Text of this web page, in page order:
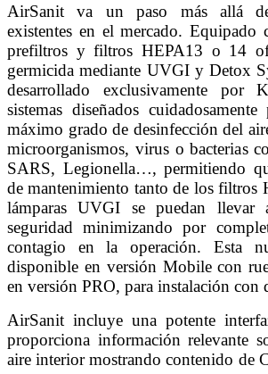
AirSanit va un paso más allá
existentes en el mercado. Equipado
prefiltros y filtros HEPA13 o 14
germicida mediante UVGI y Detox
desarrollado exclusivamente por
sistemas diseñados
máximo grado de desinfección del
microorganismos, virus o bacterias
SARS, Legionella…, permitiendo
de mantenimiento tanto de los filtros
lámparas UVGI se puedan llevar
seguridad minimizando por
contagio en la operación. Esta
disponible en versión Mobile con
en versión PRO, para instalación con
AirSanit incluye una potente
proporciona información relevante
aire interior mostrando contenido de